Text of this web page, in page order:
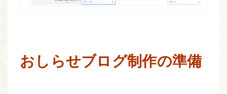
おしらせブログ制作の準備